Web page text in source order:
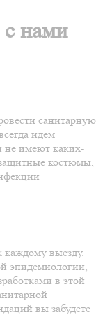
нами
санитарную
идем
не имеют каких-
костюмы,
каждому выезду.
эпидемиологии,
в этой
вы забудете